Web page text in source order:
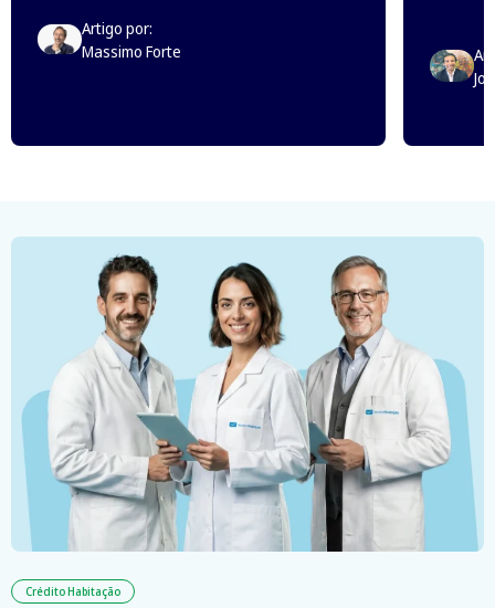
Artigo por:
Massimo Forte
Crédito Habitação